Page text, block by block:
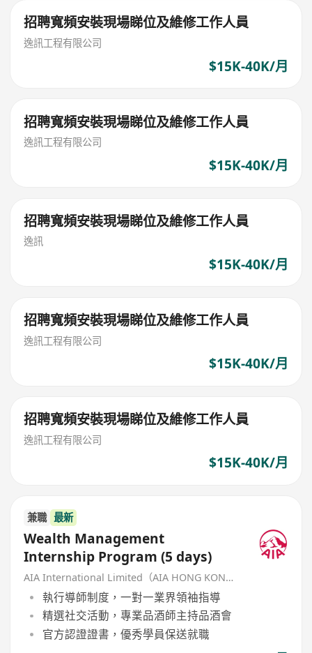
招聘寬頻安裝現場睇位及維修工作人員
逸訊工程有限公司
$15K-40K/月
招聘寬頻安裝現場睇位及維修工作人員
逸訊工程有限公司
$15K-40K/月
招聘寬頻安裝現場睇位及維修工作人員
逸訊
$15K-40K/月
招聘寬頻安裝現場睇位及維修工作人員
逸訊工程有限公司
$15K-40K/月
招聘寬頻安裝現場睇位及維修工作人員
逸訊工程有限公司
$15K-40K/月
兼職 最新
Wealth Management
Internship Program (5 days)
AIA International Limited（AIA HONG KONG）
執行導師制度，一對一業界領袖指導
精選社交活動，專業品酒師主持品酒會
官方認證證書，優秀學員保送就職